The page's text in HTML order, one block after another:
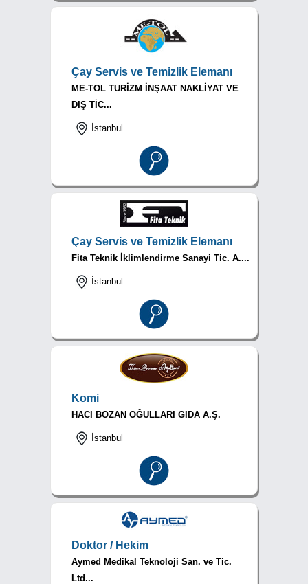
Çay Servis ve Temizlik Elemanı
ME-TOL TURİZM İNŞAAT NAKLİYAT VE
DIŞ TİC...
İstanbul
Çay Servis ve Temizlik Elemanı
Fita Teknik İklimlendirme Sanayi Tic. A....
İstanbul
Komi
HACI BOZAN OĞULLARI GIDA A.Ş.
İstanbul
Doktor / Hekim
Aymed Medikal Teknoloji San. ve Tic.
Ltd...